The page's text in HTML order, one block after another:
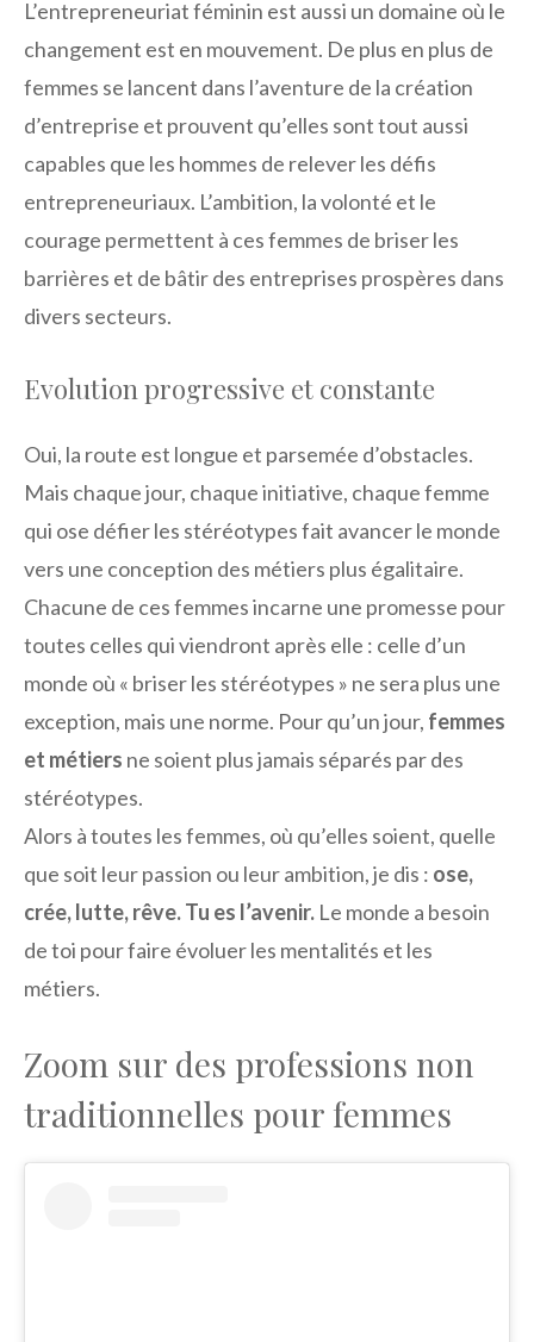
L’entrepreneuriat féminin est aussi un domaine où le
changement est en mouvement. De plus en plus de
femmes se lancent dans l’aventure de la création
d’entreprise et prouvent qu’elles sont tout aussi
capables que les hommes de relever les défis
entrepreneuriaux. L’ambition, la volonté et le
courage permettent à ces femmes de briser les
barrières et de bâtir des entreprises prospères dans
divers secteurs.
Evolution progressive et constante
Oui, la route est longue et parsemée d’obstacles.
Mais chaque jour, chaque initiative, chaque femme
qui ose défier les stéréotypes fait avancer le monde
vers une conception des métiers plus égalitaire.
Chacune de ces femmes incarne une promesse pour
toutes celles qui viendront après elle : celle d’un
monde où « briser les stéréotypes » ne sera plus une
exception, mais une norme. Pour qu’un jour, femmes
et métiers ne soient plus jamais séparés par des
stéréotypes.
Alors à toutes les femmes, où qu’elles soient, quelle
que soit leur passion ou leur ambition, je dis : ose,
crée, lutte, rêve. Tu es l’avenir. Le monde a besoin
de toi pour faire évoluer les mentalités et les
métiers.
Zoom sur des professions non
traditionnelles pour femmes